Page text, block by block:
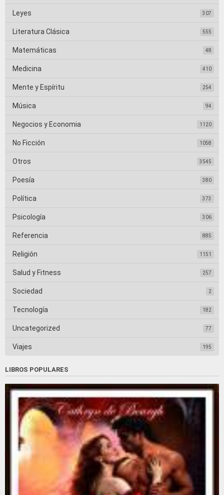
Leyes 307
Literatura Clásica 555
Matemáticas 48
Medicina 410
Mente y Espíritu 254
Música 94
Negocios y Economia 1120
No Ficción 1058
Otros 3545
Poesía 380
Política 373
Psicología 306
Referencia 885
Religión 1151
Salud y Fitness 257
Sociedad 2
Tecnología 182
Uncategorized 77
Viajes 195
LIBROS POPULARES